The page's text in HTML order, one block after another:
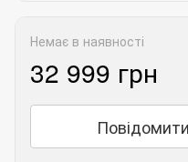
Немає в наявності
32 999 грн